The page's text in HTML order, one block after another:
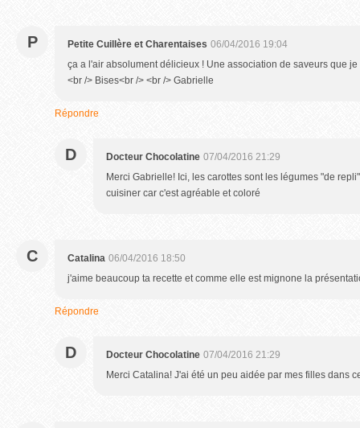
P Petite Cuillère et Charentaises 06/04/2016 19:04
ça a l'air absolument délicieux ! Une association de saveurs que
<br /> Bises<br /> <br /> Gabrielle
Répondre
D Docteur Chocolatine 07/04/2016 21:29
Merci Gabrielle! Ici, les carottes sont les légumes "de
cuisiner car c'est agréable et coloré
C Catalina 06/04/2016 18:50
j'aime beaucoup ta recette et comme elle est mignone la
Répondre
D Docteur Chocolatine 07/04/2016 21:29
Merci Catalina! J'ai été un peu aidée par mes filles dans